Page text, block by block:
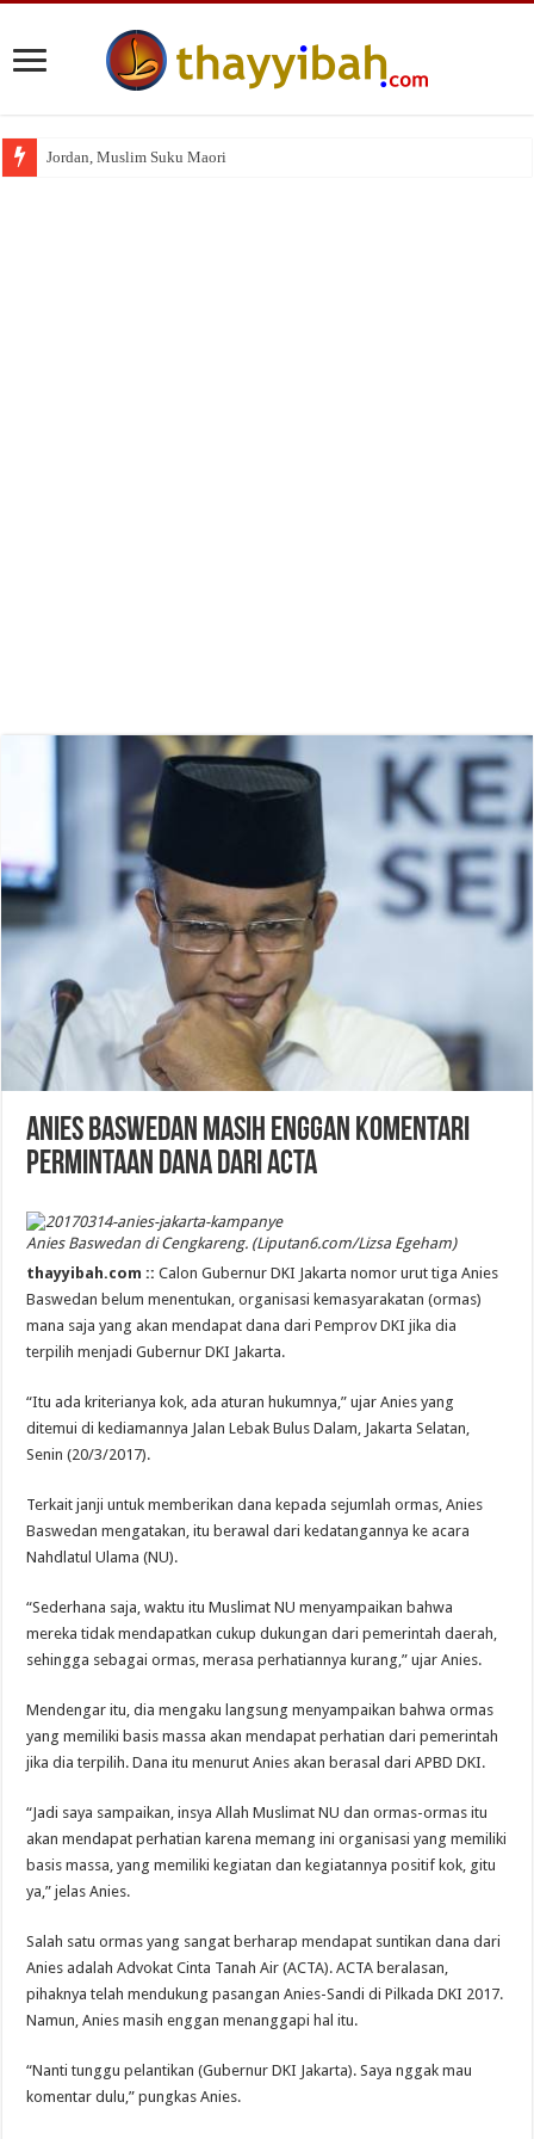
Jordan, Muslim Suku Maori
Anies Baswedan Masih Enggan Komentari
Permintaan Dana dari ACTA
Anies Baswedan di Cengkareng. (Liputan6.com/Lizsa Egeham)
thayyibah.com ::Calon Gubernur DKI Jakarta nomor urut tiga Anies
Baswedan belum menentukan, organisasi kemasyarakatan (ormas)
mana saja yang akan mendapat dana dari Pemprov DKI jika dia
terpilih menjadi Gubernur DKI Jakarta.
“Itu ada kriterianya kok, ada aturan hukumnya,” ujar Anies yang
ditemui di kediamannya Jalan Lebak Bulus Dalam, Jakarta Selatan,
Senin (20/3/2017).
Terkait janji untuk memberikan dana kepada sejumlah ormas, Anies
Baswedan mengatakan, itu berawal dari kedatangannya ke acara
Nahdlatul Ulama (NU).
“Sederhana saja, waktu itu Muslimat NU menyampaikan bahwa
mereka tidak mendapatkan cukup dukungan dari pemerintah daerah,
sehingga sebagai ormas, merasa perhatiannya kurang,” ujar Anies.
Mendengar itu, dia mengaku langsung menyampaikan bahwa ormas
yang memiliki basis massa akan mendapat perhatian dari pemerintah
jika dia terpilih. Dana itu menurut Anies akan berasal dari APBD DKI.
“Jadi saya sampaikan, insya Allah Muslimat NU dan ormas-ormas itu
akan mendapat perhatian karena memang ini organisasi yang memiliki
basis massa, yang memiliki kegiatan dan kegiatannya positif kok, gitu
ya,” jelas Anies.
Salah satu ormas yang sangat berharap mendapat suntikan dana dari
Anies adalah Advokat Cinta Tanah Air (ACTA). ACTA beralasan,
pihaknya telah mendukung pasangan Anies-Sandi di Pilkada DKI 2017.
Namun, Anies masih enggan menanggapi hal itu.
“Nanti tunggu pelantikan (Gubernur DKI Jakarta). Saya nggak mau
komentar dulu,” pungkas Anies.